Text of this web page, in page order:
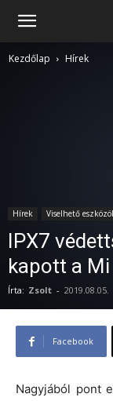
Kezdőlap Hírek
Hírek Viselhető
IPX7
kapott a
Írta: Zsolt - 2019.08.05.
Facebook
Nagyjából pont